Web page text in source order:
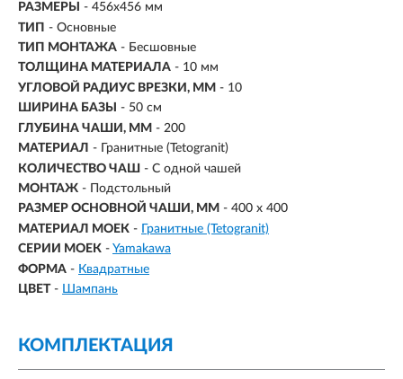
РАЗМЕРЫ
- 456x456 мм
ТИП - Основные
ТИП МОНТАЖА - Бесшовные
ТОЛЩИНА МАТЕРИАЛА - 10 мм
УГЛОВОЙ РАДИУС ВРЕЗКИ, ММ - 10
ШИРИНА БАЗЫ
- 50 см
ГЛУБИНА ЧАШИ, ММ - 200
МАТЕРИАЛ -
Гранитные (Tetogranit)
КОЛИЧЕСТВО ЧАШ - С одной чашей
МОНТАЖ - Подстольный
РАЗМЕР ОСНОВНОЙ ЧАШИ, ММ - 400 x 400
МАТЕРИАЛ МОЕК - Гранитные (Tetogranit)
СЕРИИ МОЕК - Yamakawa
ФОРМА - Квадратные
ЦВЕТ - Шампань
КОМПЛЕКТАЦИЯ